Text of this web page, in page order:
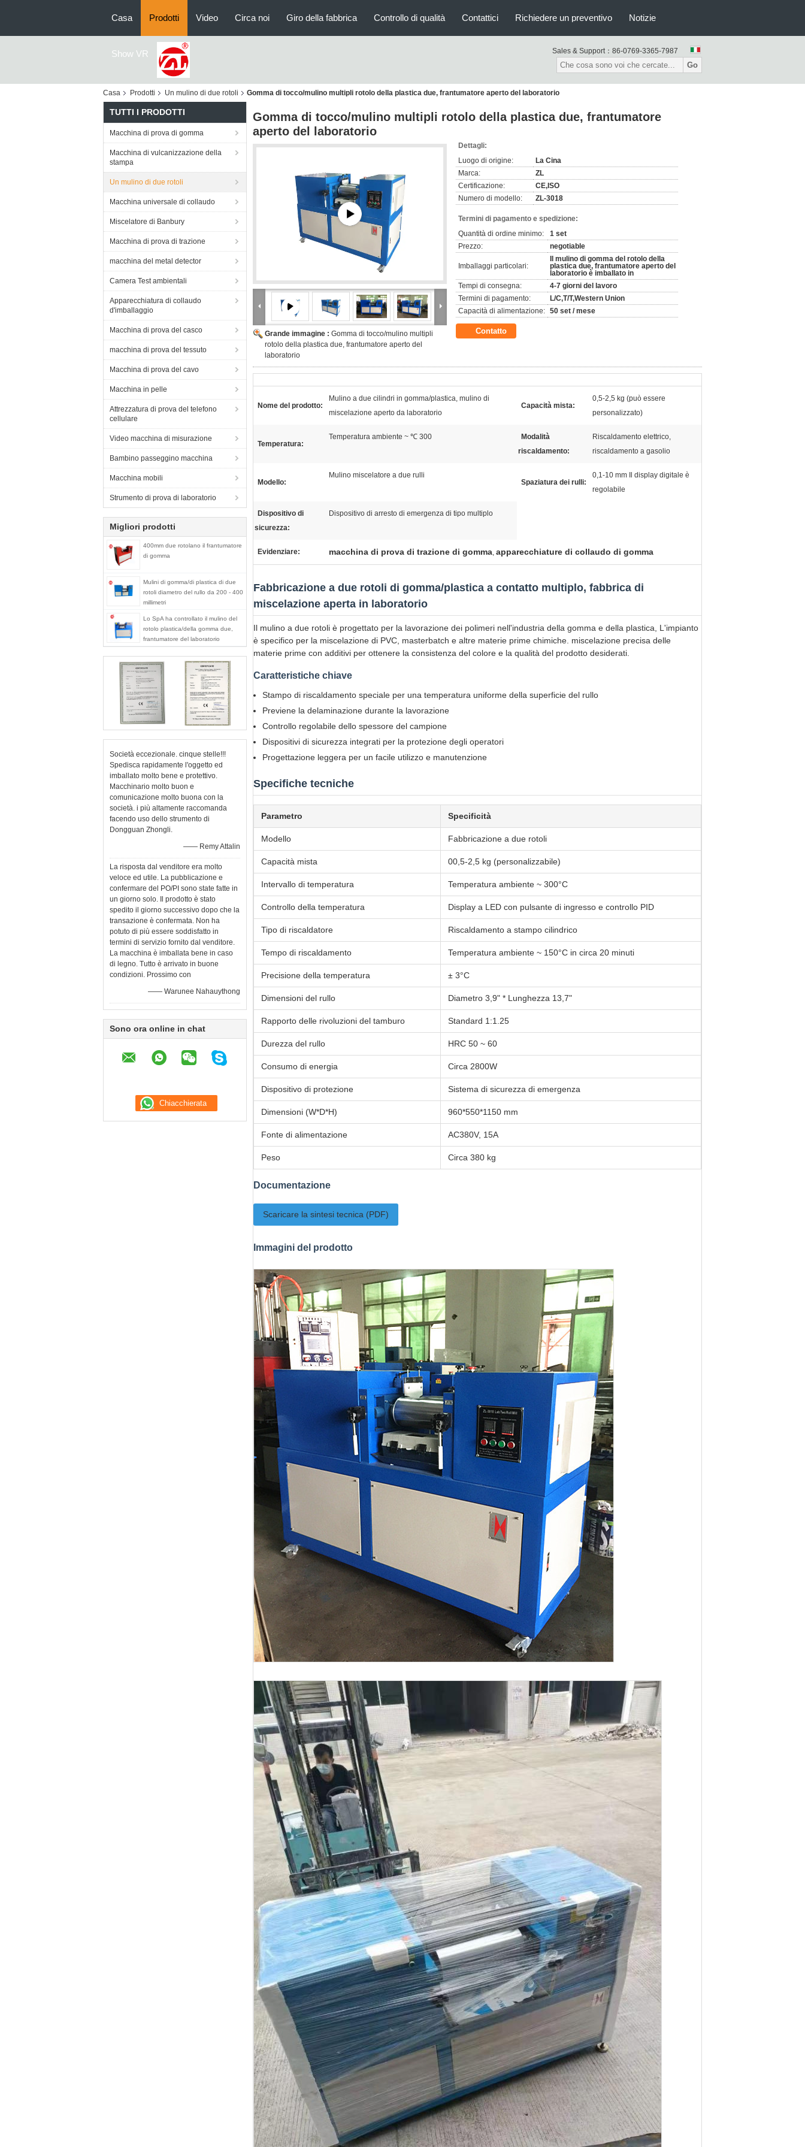
Casa Prodotti Video Circa noi Giro della fabbrica Controllo di qualità Contattici Richiedere un preventivo Notizie
Show VR Sales & Support： 86-0769-3365-7987
Go
Casa Prodotti Un mulino di due rotoli Gomma di tocco/mulino multipli rotolo della plastica due, frantumatore aperto del laboratorio
TUTTI I PRODOTTI
Macchina di prova di gomma
Macchina di vulcanizzazione della
stampa
Un mulino di due rotoli
Macchina universale di collaudo
Miscelatore di Banbury
Macchina di prova di trazione
macchina del metal detector
Camera Test ambientali
Apparecchiatura di collaudo
d'imballaggio
Macchina di prova del casco
macchina di prova del tessuto
Macchina di prova del cavo
Macchina in pelle
Attrezzatura di prova del telefono
cellulare
Video macchina di misurazione
Bambino passeggino macchina
Macchina mobili
Strumento di prova di laboratorio
Migliori prodotti
400mm due rotolano il frantumatore
di gomma
Mulini di gomma/di plastica di due
rotoli diametro del rullo da 200 - 400
millimetri
Lo SpA ha controllato il mulino del
rotolo plastica/della gomma due,
frantumatore del laboratorio
Società eccezionale. cinque stelle!!!
Spedisca rapidamente l'oggetto ed
imballato molto bene e protettivo.
Macchinario molto buon e
comunicazione molto buona con la
società. i più altamente raccomanda
facendo uso dello strumento di
Dongguan Zhongli.
—— Remy Attalin
La risposta dal venditore era molto
veloce ed utile. La pubblicazione e
confermare del PO/PI sono state fatte in
un giorno solo. Il prodotto è stato
spedito il giorno successivo dopo che la
transazione è confermata. Non ha
potuto di più essere soddisfatto in
termini di servizio fornito dal venditore.
La macchina è imballata bene in caso
di legno. Tutto è arrivato in buone
condizioni. Prossimo con
—— Warunee Nahauythong
Sono ora online in chat
Gomma di tocco/mulino multipli rotolo della plastica due, frantumatore
aperto del laboratorio
Grande immagine : Gomma di tocco/mulino multipli
rotolo della plastica due, frantumatore aperto del
laboratorio
Dettagli:
Luogo di origine:
La Cina
Marca:
ZL
Certificazione:
CE,ISO
Numero di modello:
ZL-3018
Termini di pagamento e spedizione:
Quantità di ordine minimo:
1 set
Prezzo:
negotiable
Imballaggi particolari:
Il mulino di gomma del rotolo della
plastica due, frantumatore aperto del
laboratorio è imballato in
Tempi di consegna:
4-7 giorni del lavoro
Termini di pagamento:
L/C,T/T,Western Union
Capacità di alimentazione: 50 set / mese
Contatto
Nome del prodotto:
Mulino a due cilindri in gomma/plastica, mulino di
miscelazione aperto da laboratorio
Capacità mista:
0,5-2,5 kg (può essere
personalizzato)
Temperatura:
Temperatura ambiente ~ ℃ 300
Modalità
riscaldamento:
Riscaldamento elettrico,
riscaldamento a gasolio
Modello:
Mulino miscelatore a due rulli
Spaziatura dei rulli:
0,1-10 mm Il display digitale è
regolabile
Dispositivo di
sicurezza:
Dispositivo di arresto di emergenza di tipo multiplo
Evidenziare: macchina di prova di trazione di gomma, apparecchiature di collaudo di gomma
Fabbricazione a due rotoli di gomma/plastica a contatto multiplo, fabbrica di
miscelazione aperta in laboratorio
Il mulino a due rotoli è progettato per la lavorazione dei polimeri nell'industria della gomma e della plastica, L'impianto
è specifico per la miscelazione di PVC, masterbatch e altre materie prime chimiche. miscelazione precisa delle
materie prime con additivi per ottenere la consistenza del colore e la qualità del prodotto desiderati.
Caratteristiche chiave
Stampo di riscaldamento speciale per una temperatura uniforme della superficie del rullo
Previene la delaminazione durante la lavorazione
Controllo regolabile dello spessore del campione
Dispositivi di sicurezza integrati per la protezione degli operatori
Progettazione leggera per un facile utilizzo e manutenzione
Specifiche tecniche
Parametro Specificità
Modello Fabbricazione a due rotoli
Capacità mista 00,5-2,5 kg (personalizzabile)
Intervallo di temperatura Temperatura ambiente ~ 300°C
Controllo della temperatura Display a LED con pulsante di ingresso e controllo PID
Tipo di riscaldatore Riscaldamento a stampo cilindrico
Tempo di riscaldamento Temperatura ambiente ~ 150°C in circa 20 minuti
Precisione della temperatura ± 3°C
Dimensioni del rullo Diametro 3,9" * Lunghezza 13,7"
Rapporto delle rivoluzioni del tamburo Standard 1:1.25
Durezza del rullo HRC 50 ~ 60
Consumo di energia Circa 2800W
Dispositivo di protezione Sistema di sicurezza di emergenza
Dimensioni (W*D*H) 960*550*1150 mm
Fonte di alimentazione AC380V, 15A
Peso Circa 380 kg
Documentazione
Scaricare la sintesi tecnica (PDF)
Immagini del prodotto